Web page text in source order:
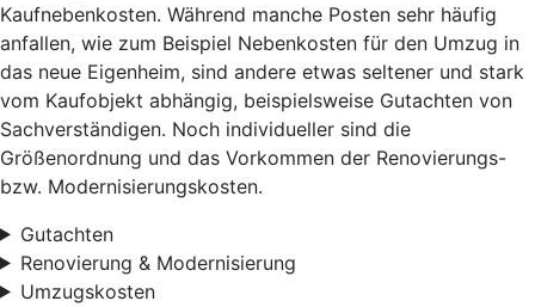
Kaufnebenkosten. Während manche Posten sehr häufig
anfallen, wie zum Beispiel Nebenkosten für den Umzug in
das neue Eigenheim, sind andere etwas seltener und stark
vom Kaufobjekt abhängig, beispielsweise Gutachten von
Sachverständigen. Noch individueller sind die
Größenordnung und das Vorkommen der Renovierungs-
bzw. Modernisierungskosten.
Gutachten
Renovierung & Modernisierung
Umzugskosten